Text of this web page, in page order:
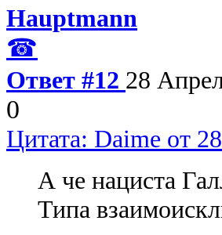
Hauptmann
☎
Ответ #12 28
0
Цитата: Daime от
А че нациста
Типа